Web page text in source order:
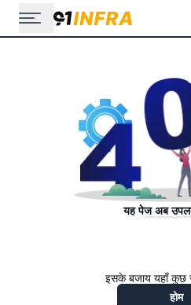
यह पेज अब
इसके बजाय यहाँ कुछ
होम